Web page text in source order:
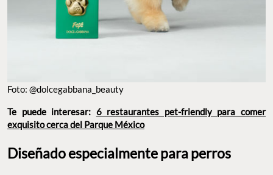
Foto: @dolcegabbana_beauty
Te puede interesar: 6 restaurantes pet-friendly para comer
exquisito cerca del Parque México
Diseñado especialmente para perros